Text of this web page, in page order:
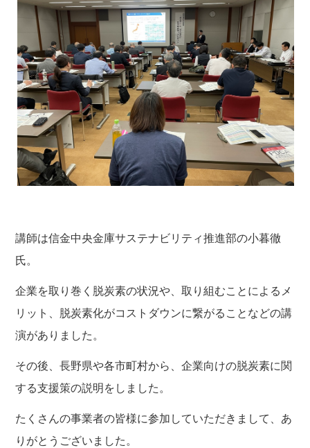
講師は信金中央金庫サステナビリティ推進部の小暮徹
氏。
企業を取り巻く脱炭素の状況や、取り組むことによるメ
リット、脱炭素化がコストダウンに繋がることなどの講
演がありました。
その後、長野県や各市町村から、企業向けの脱炭素に関
する支援策の説明をしました。
たくさんの事業者の皆様に参加していただきまして、あ
りがとうございました。